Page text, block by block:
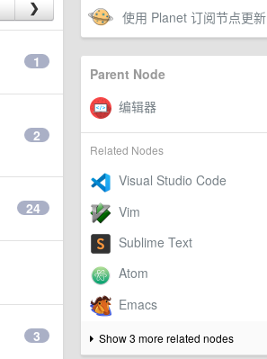
使用 Planet 订阅节点更新
Parent Node
Related Nodes
Show 3 more related nodes
❯
1
2
24
3